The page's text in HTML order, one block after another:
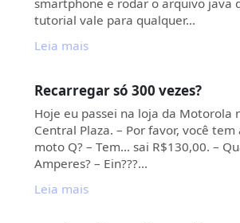
smartphone e rodar o arquivo java
tutorial vale para qualquer…
Leia mais
Recarregar só 300 vezes?
Hoje eu passei na loja da Motorola
Central Plaza. – Por favor, você
moto Q? – Tem… sai R$130,00. –
Amperes? – Ein???…
Leia mais